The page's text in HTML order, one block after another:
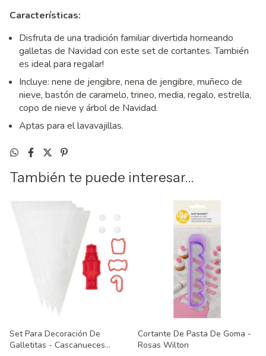
Características:
Disfruta de una tradición familiar divertida horneando
galletas de Navidad con este set de cortantes. También
es ideal para regalar!
Incluye: nene de jengibre, nena de jengibre, muñeco de
nieve, bastón de caramelo, trineo, media, regalo, estrella,
copo de nieve y árbol de Navidad.
Aptas para el lavavajillas.
También te puede interesar...
Set Para Decoración De
Galletitas - Cascanueces
Cortante De Pasta De Goma -
Rosas Wilton